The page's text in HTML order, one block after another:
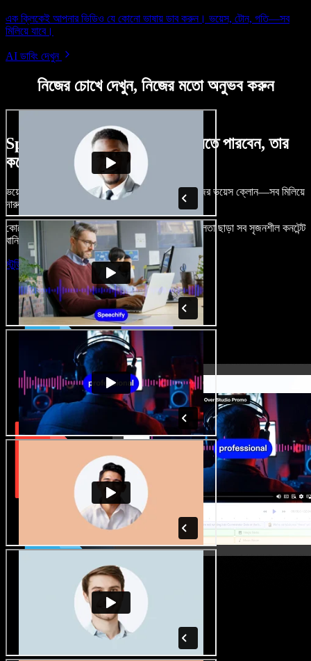
এক ক্লিকেই আপনার ভিডিও যে কোনো ভাষায় ডাব করুন। ভয়েস, টোন, গতি—সব
মিলিয়ে যাবে।
AI ডাবিং দেখুন
নিজের চোখে দেখুন, নিজের মতো অনুভব করুন
Speechify Studio দিয়ে কী কী করতে পারবেন, তার
কয়েকটা উদাহরণ দেখুন
ভয়েসওভার, রয়্যালটি-ফ্রি ছবি, অডিও, ভিডিও যোগ, নিজের ভয়েস ক্লোন—সব মিলিয়ে
দারুণ মনে রাখার মতো অডিও-ভিডিও প্রজেক্ট বানান।
কোনো শেখার ঝামেলা নেই, শুধু ব্রাউজারে খুলুন—আর দুর্বলতা ছাড়া সব সৃজনশীল কনটেন্ট
বানিয়ে ফেলুন।
স্টুডিও চালু করুন